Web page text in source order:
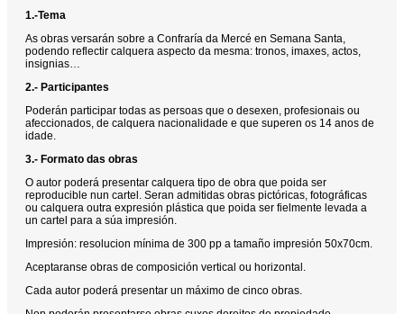
1.-Tema
As obras versarán sobre a Confraría da Mercé en Semana Santa,
podendo reflectir calquera aspecto da mesma: tronos, imaxes, actos,
insignias…
2.- Participantes
Poderán participar todas as persoas que o desexen, profesionais ou
afeccionados, de calquera nacionalidade e que superen os 14 anos de
idade.
3.- Formato das obras
O autor poderá presentar calquera tipo de obra que poida ser
reproducible nun cartel. Seran admitidas obras pictóricas, fotográficas
ou calquera outra expresión plástica que poida ser fielmente levada a
un cartel para a súa impresión.
Impresión: resolucion mínima de 300 pp a tamaño impresión 50x70cm.
Aceptaranse obras de composición vertical ou horizontal.
Cada autor poderá presentar un máximo de cinco obras.